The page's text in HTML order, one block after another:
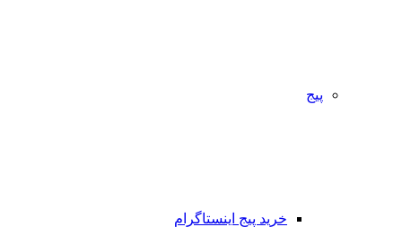
پیج
خرید پیج اینستاگرام